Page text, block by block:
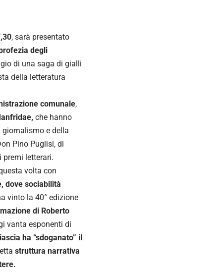
, sarà presentato
degli
di una saga di gialli
della letteratura
comunale,
che hanno
e della
Pino Puglisi, di
premi letterari.
volta con
dove sociabilità
vinto la 40° edizione
di Roberto
vanta esponenti di
ha “sdoganato” il
struttura narrativa